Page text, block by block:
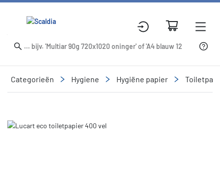
Categorieën Hygiene Hygiëne papier
Slide 1 of 1